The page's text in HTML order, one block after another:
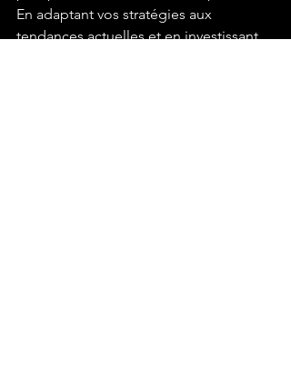
En adaptant vos stratégies aux
tendances actuelles et en investissant